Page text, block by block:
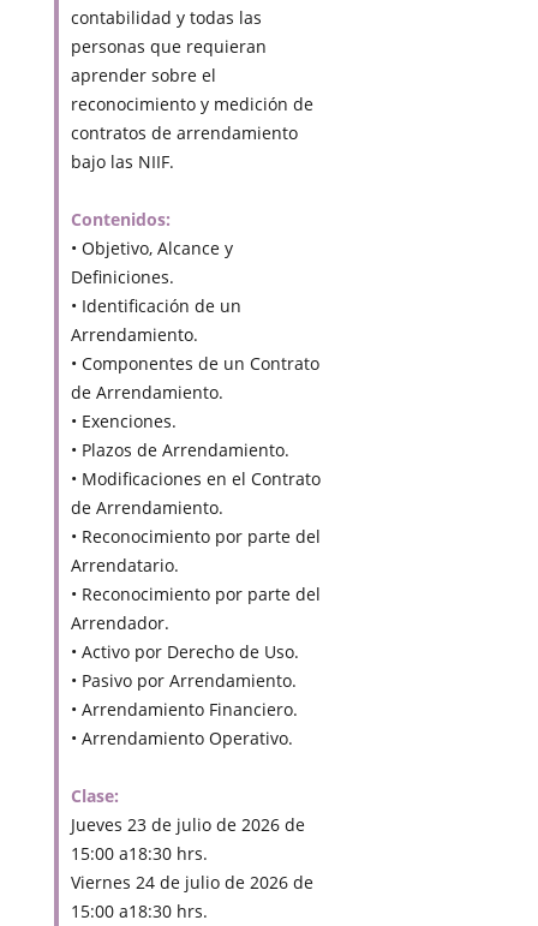
contabilidad y todas las
personas que requieran
aprender sobre el
reconocimiento y medición de
contratos de arrendamiento
bajo las NIIF.
Contenidos:
• Objetivo, Alcance y
Definiciones.
• Identificación de un
Arrendamiento.
• Componentes de un Contrato
de Arrendamiento.
• Exenciones.
• Plazos de Arrendamiento.
• Modificaciones en el Contrato
de Arrendamiento.
• Reconocimiento por parte del
Arrendatario.
• Reconocimiento por parte del
Arrendador.
• Activo por Derecho de Uso.
• Pasivo por Arrendamiento.
• Arrendamiento Financiero.
• Arrendamiento Operativo.
Clase:
Jueves 23 de julio de 2026 de
15:00 a18:30 hrs.
Viernes 24 de julio de 2026 de
15:00 a18:30 hrs.